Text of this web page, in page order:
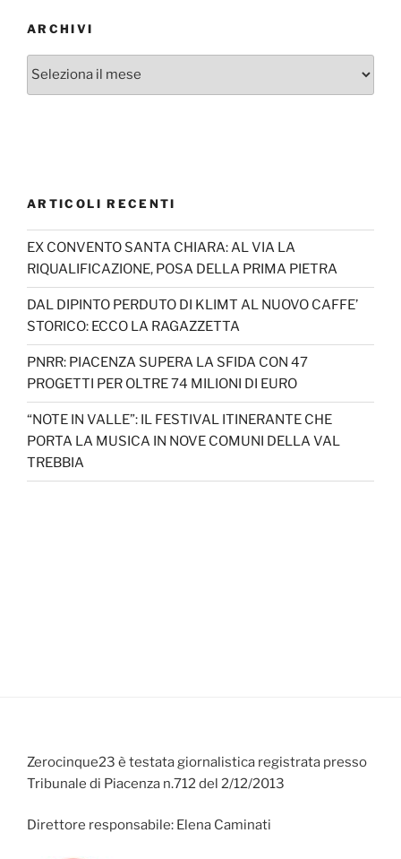
ARCHIVI
Archivi
ARTICOLI RECENTI
EX CONVENTO SANTA CHIARA: AL VIA LA
RIQUALIFICAZIONE, POSA DELLA PRIMA PIETRA
DAL DIPINTO PERDUTO DI KLIMT AL NUOVO CAFFE’
STORICO: ECCO LA RAGAZZETTA
PNRR: PIACENZA SUPERA LA SFIDA CON 47
PROGETTI PER OLTRE 74 MILIONI DI EURO
“NOTE IN VALLE”: IL FESTIVAL ITINERANTE CHE
PORTA LA MUSICA IN NOVE COMUNI DELLA VAL
TREBBIA
Zerocinque23 è testata giornalistica registrata presso
Tribunale di Piacenza n.712 del 2/12/2013
Direttore responsabile: Elena Caminati